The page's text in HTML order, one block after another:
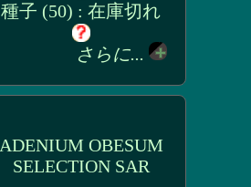
種子 (50) : 在庫切れ
さらに...
ADENIUM OBESUM
SELECTION SAR